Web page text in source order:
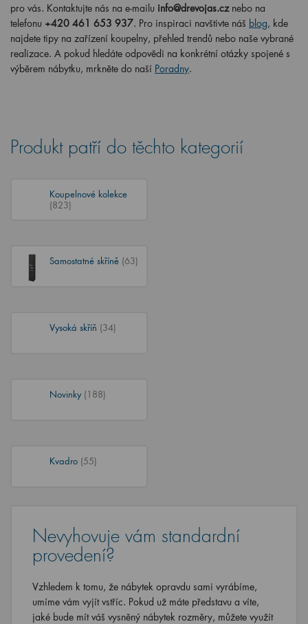
pro vás. Kontaktujte nás na e-mailu info@drevojas.cz nebo na
telefonu +420 461 653 937. Pro inspiraci navštivte náš blog, kde
najdete tipy na zařízení koupelny, přehled trendů nebo naše vybrané
realizace. A pokud hledáte odpovědi na konkrétní otázky spojené s
výběrem nábytku, mrkněte do naší Poradny.
Produkt patří do těchto kategorií
Koupelnové kolekce
(823)
Samostatné skříně (63)
Vysoká skříň (34)
Novinky (188)
Kvadro (55)
Nevyhovuje vám standardní
provedení?
Vzhledem k tomu, že nábytek opravdu sami vyrábíme,
umíme vám vyjít vstříc. Pokud už máte představu a víte,
jaké bude mít váš vysněný nábytek rozměry, můžete využít